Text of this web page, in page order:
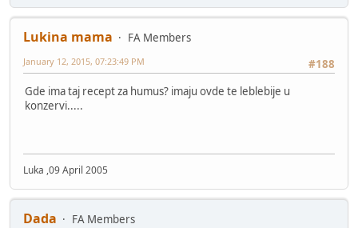
Lukina mama
FA Members
#188
January 12, 2015, 07:23:49 PM
Gde ima taj recept za humus? imaju ovde te leblebije u
konzervi.....
Luka ,09 April 2005
Dada
FA Members